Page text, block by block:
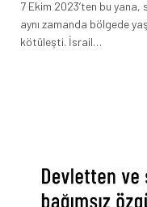
7 Ekim 2023’ten bu
aynı zamanda bölgede
kötüleşti. İsrail…